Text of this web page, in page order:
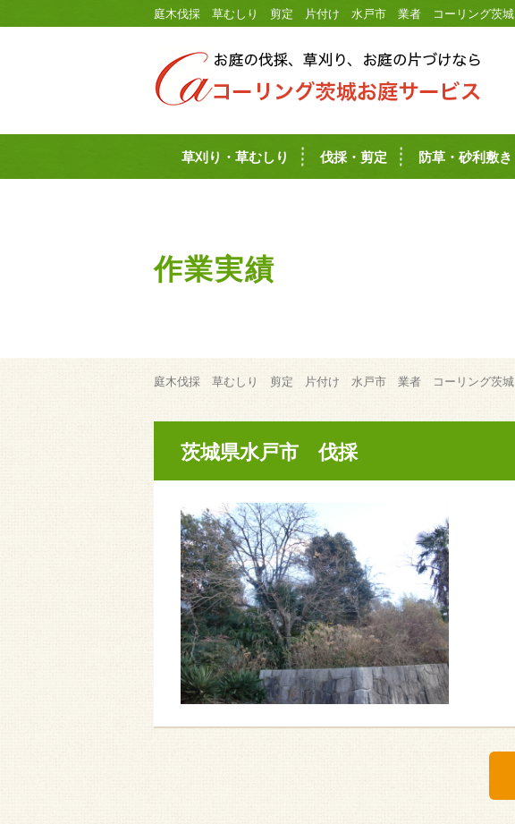
庭木伐採 草むしり 剪定 片付け 水戸市 業者 コーリング茨城
草刈り・草むしり 伐採・剪定 防草・砂利敷き
作業実績
庭木伐採 草むしり 剪定 片付け 水戸市 業者 コーリング茨城
茨城県水戸市 伐採